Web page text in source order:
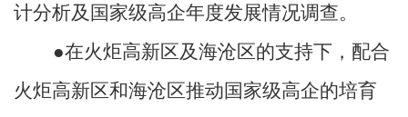
计分析及国家级高企年度发展情况调查。
●在火炬高新区及海沧区的支持下，配合
火炬高新区和海沧区推动国家级高企的培育